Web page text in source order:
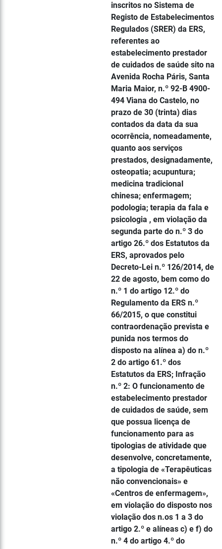
inscritos no Sistema de
Registo de Estabelecimentos
Regulados (SRER) da ERS,
referentes ao
estabelecimento prestador
de cuidados de saúde sito na
Avenida Rocha Páris, Santa
Maria Maior, n.º 92-B 4900-
494 Viana do Castelo, no
prazo de 30 (trinta) dias
contados da data da sua
ocorrência, nomeadamente,
quanto aos serviços
prestados, designadamente,
osteopatia; acupuntura;
medicina tradicional
chinesa; enfermagem;
podologia; terapia da fala e
psicologia , em violação da
segunda parte do n.º 3 do
artigo 26.º dos Estatutos da
ERS, aprovados pelo
Decreto-Lei n.º 126/2014, de
22 de agosto, bem como do
n.º 1 do artigo 12.º do
Regulamento da ERS n.º
66/2015, o que constitui
contraordenação prevista e
punida nos termos do
disposto na alínea a) do n.º
2 do artigo 61.º dos
Estatutos da ERS; Infração
n.º 2: O funcionamento de
estabelecimento prestador
de cuidados de saúde, sem
que possua licença de
funcionamento para as
tipologias de atividade que
desenvolve, concretamente,
a tipologia de «Terapêuticas
não convencionais» e
«Centros de enfermagem»,
em violação do disposto nos
violação dos n.os 1 a 3 do
artigo 2.º e alíneas c) e f) do
n.º 4 do artigo 4.º do